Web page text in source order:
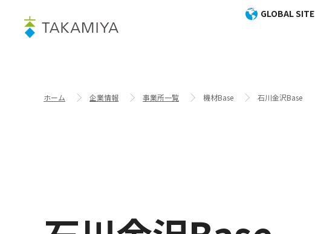
GLOBAL SITE
ホーム 企業情報 事業所一覧 機材Base 石川金沢Base